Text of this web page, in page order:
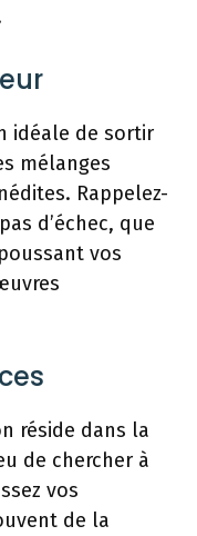
idéale de sortir
mélanges
Rappelez-
d’échec, que
vos
réside dans la
de chercher à
vos
de la